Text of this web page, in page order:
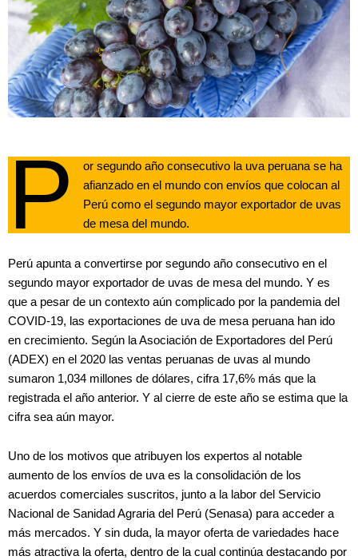
P
or segundo año consecutivo la uva peruana se ha
afianzado en el mundo con envíos que colocan al
Perú como el segundo mayor exportador de uvas
de mesa del mundo.
Perú apunta a convertirse por segundo año consecutivo en el
segundo mayor exportador de uvas de mesa del mundo. Y es
que a pesar de un contexto aún complicado por la pandemia del
COVID-19, las exportaciones de uva de mesa peruana han ido
en crecimiento. Según la Asociación de Exportadores del Perú
(ADEX) en el 2020 las ventas peruanas de uvas al mundo
sumaron 1,034 millones de dólares, cifra 17,6% más que la
registrada el año anterior. Y al cierre de este año se estima que la
cifra sea aún mayor.
Uno de los motivos que atribuyen los expertos al notable
aumento de los envíos de uva es la consolidación de los
acuerdos comerciales suscritos, junto a la labor del Servicio
Nacional de Sanidad Agraria del Perú (Senasa) para acceder a
más mercados. Y sin duda, la mayor oferta de variedades hace
más atractiva la oferta, dentro de la cual continúa destacando por